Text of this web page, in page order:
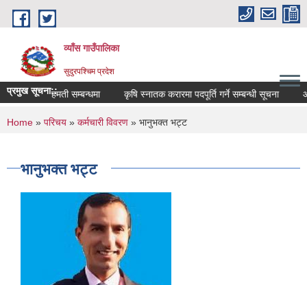
Skip to main content
व्याँस गाउँपालिका
सुदुरपश्चिम प्रदेश
प्रमुख सूचना::
सरुवा सहमती सम्बन्धमा कृषि स्नातक करारमा पदपूर्ति गर्ने सम्बन्धी सूचना
You are here
Home » परिचय » कर्मचारी विवरण » भानुभक्त भट्ट
भानुभक्त भट्ट